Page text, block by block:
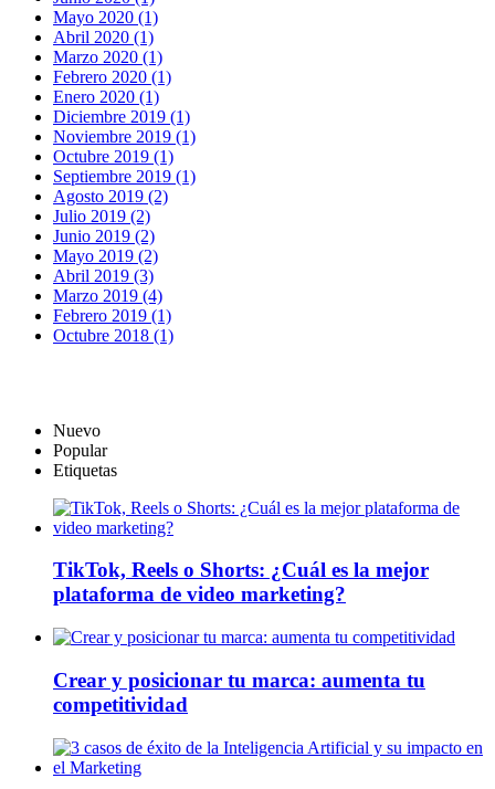
Mayo 2020 (1)
Abril 2020 (1)
Marzo 2020 (1)
Febrero 2020 (1)
Enero 2020 (1)
Diciembre 2019 (1)
Noviembre 2019 (1)
Octubre 2019 (1)
Septiembre 2019 (1)
Agosto 2019 (2)
Julio 2019 (2)
Junio 2019 (2)
Mayo 2019 (2)
Abril 2019 (3)
Marzo 2019 (4)
Febrero 2019 (1)
Octubre 2018 (1)
Nuevo
Popular
Etiquetas
TikTok, Reels o Shorts: ¿Cuál es la mejor
plataforma de video marketing?
Crear y posicionar tu marca: aumenta tu
competitividad